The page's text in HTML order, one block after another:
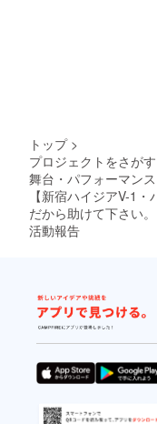
トップ >
プロジェクトをさがす
舞台・パフォーマンス
【新宿ハイジアV-1
だから助けて下さい。
活動報告